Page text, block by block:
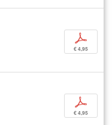
p
€ 4,95
p
€ 4,95